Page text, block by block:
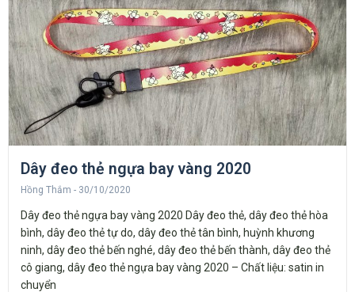
Dây đeo thẻ ngựa bay vàng 2020
Hồng Thắm 30/10/2020
Dây đeo thẻ ngựa bay vàng 2020 Dây đeo thẻ, dây đeo thẻ hòa
bình, dây đeo thẻ tự do, dây đeo thẻ tân bình, huỳnh khương
ninh, dây đeo thẻ bến nghé, dây đeo thẻ bến thành, dây đeo thẻ
cô giang, dây đeo thẻ ngựa bay vàng 2020 – Chất liệu: satin in
chuyển